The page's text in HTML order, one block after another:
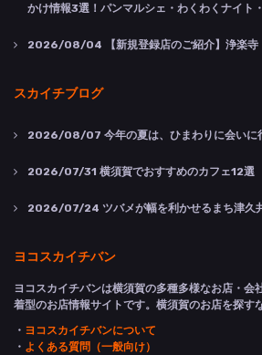
かけ情報3選！パンマルシェ・わくわくナイト
2026/08/04 【新規登録店のご紹介】浄楽寺
スカイチブログ
2026/08/07 今年の夏は、ひまわりに会いに
2026/07/31 横須賀でおすすめのカフェ12選
2026/07/24 ツバメが幅を利かせるまち津久
ヨコスカイチバン
ヨコスカイチバンは横須賀の多種多様なお店・
着型のお店情報サイトです。横須賀のお店を探す
・ ヨコスカイチバンについて
・ よくある質問（一般向け）